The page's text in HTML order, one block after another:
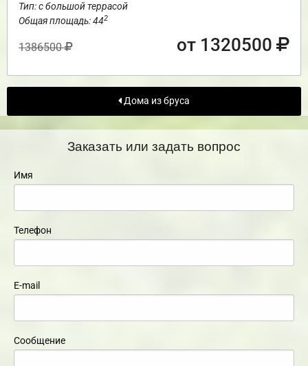
Тип: с большой террасой
Общая площадь: 442
1386500 от 1320500
Дома из бруса
Заказать или задать вопрос
Имя
Телефон
E-mail
Сообщение